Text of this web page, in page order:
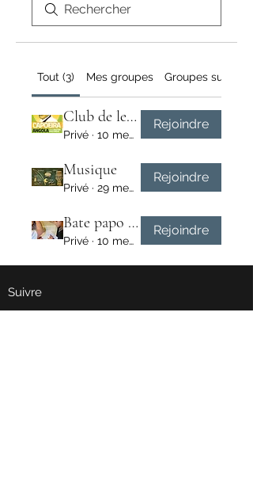
Tout (3) Mes groupes Groupes suggérés
Club de lecture
Privé · 10 membres
Rejoindre
Musique
Privé · 29 membres
Rejoindre
Bate papo cultural
Privé · 10 membres
Rejoindre
Suivre